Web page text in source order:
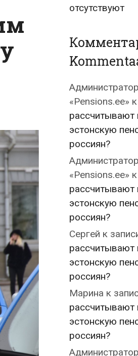
отсутствуют
«Pensions.ee»
рассчитывают
эстонскую
россиян?
«Pensions.ee»
рассчитывают
эстонскую
россиян?
Сергей к
рассчитывают
эстонскую
россиян?
Марина к
рассчитывают
эстонскую
россиян?